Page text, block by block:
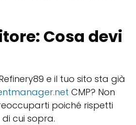
Cosa devi
e il tuo sito sta già
CMP? Non
poiché rispetti
cui sopra.